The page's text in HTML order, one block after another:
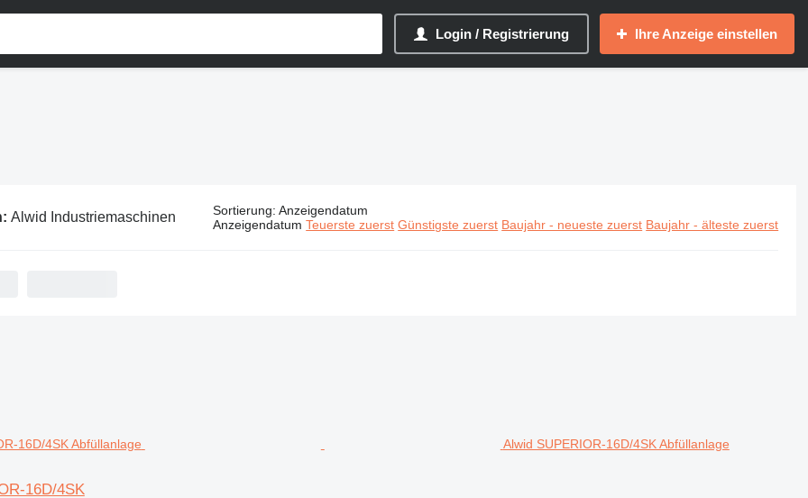
Login / Registrierung Ihre Anzeige einstellen
Alwid Industriemaschinen Sortierung: Anzeigendatum
Anzeigendatum Teuerste zuerst Günstigste zuerst Baujahr - neueste zuerst Baujahr - älteste zuerst
Alwid SUPERIOR-16D/4SK Abfüllanlage
16D/4SK